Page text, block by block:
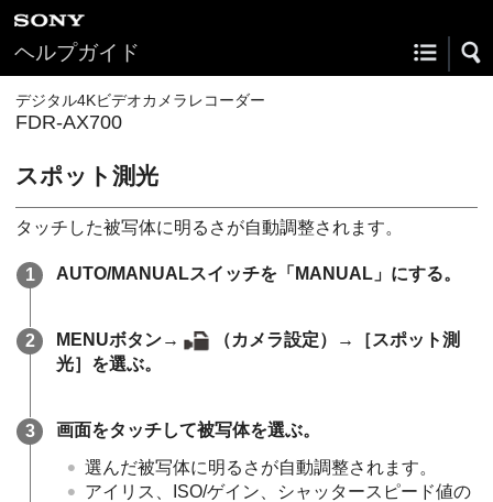
ヘルプガイド
デジタル4Kビデオカメラレコーダー
FDR-AX700
スポット測光
タッチした被写体に明るさが自動調整されます。
AUTO/MANUALスイッチを「MANUAL」にする。
MENUボタン→
（カメラ設定）→［スポット測
光］を選ぶ。
画面をタッチして被写体を選ぶ。
選んだ被写体に明るさが自動調整されます。
アイリス、ISO/ゲイン、シャッタースピード値の